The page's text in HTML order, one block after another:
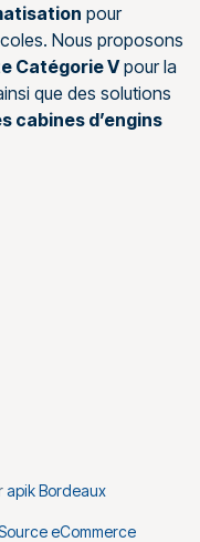
pour
Nous proposons
Catégorie Vpour la
que des solutions
cabines d’engins
apik Bordeaux
eCommerce